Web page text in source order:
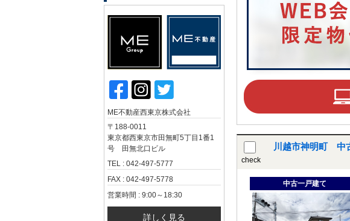
check
川越市神明町 中
中古一戸建て
ME不動産西東京株式会社
〒188-0011
東京都西東京市田無町5丁目1番1
号 田無北口ビル
TEL : 042-497-5777
FAX : 042-497-5778
営業時間 : 9:00～18:30
詳しく見る